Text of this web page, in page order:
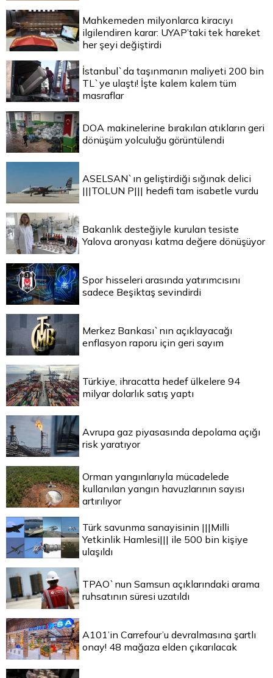
Mahkemeden milyonlarca kiracıyı
ilgilendiren karar: UYAP’taki tek hareket
her şeyi değiştirdi
İstanbul`da taşınmanın maliyeti 200 bin
TL`ye ulaştı! İşte kalem kalem tüm
masraflar
DOA makinelerine bırakılan atıkların geri
dönüşüm yolculuğu görüntülendi
ASELSAN`ın geliştirdiği sığınak delici
|||TOLUN P||| hedefi tam isabetle vurdu
Bakanlık desteğiyle kurulan tesiste
Yalova aronyası katma değere dönüşüyor
Spor hisseleri arasında yatırımcısını
sadece Beşiktaş sevindirdi
Merkez Bankası`nın açıklayacağı
enflasyon raporu için geri sayım
Türkiye, ihracatta hedef ülkelere 94
milyar dolarlık satış yaptı
Avrupa gaz piyasasında depolama açığı
risk yaratıyor
Orman yangınlarıyla mücadelede
kullanılan yangın havuzlarının sayısı
artırılıyor
Türk savunma sanayisinin |||Milli
Yetkinlik Hamlesi||| ile 500 bin kişiye
ulaşıldı
TPAO`nun Samsun açıklarındaki arama
ruhsatının süresi uzatıldı
A101’in Carrefour’u devralmasına şartlı
onay! 48 mağaza elden çıkarılacak